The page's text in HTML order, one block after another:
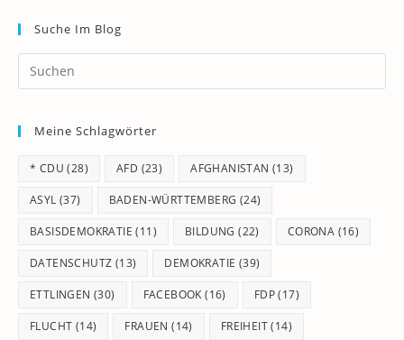
Suche Im Blog
Meine Schlagwörter
* CDU (28) AFD (23) AFGHANISTAN (13)
ASYL (37) BADEN-WÜRTTEMBERG (24)
BASISDEMOKRATIE (11) BILDUNG (22) CORONA (16)
DATENSCHUTZ (13) DEMOKRATIE (39)
ETTLINGEN (30) FACEBOOK (16) FDP(17)
FLUCHT (14) FRAUEN (14) FREIHEIT(14)